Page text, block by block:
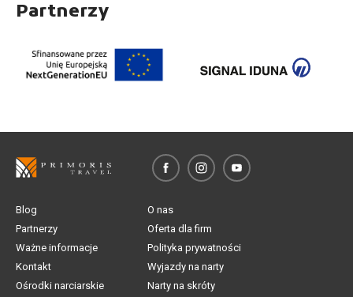
Partnerzy
Blog
O nas
Partnerzy
Oferta dla firm
Ważne informacje
Polityka prywatności
Kontakt
Wyjazdy na narty
Ośrodki narciarskie
Narty na skróty